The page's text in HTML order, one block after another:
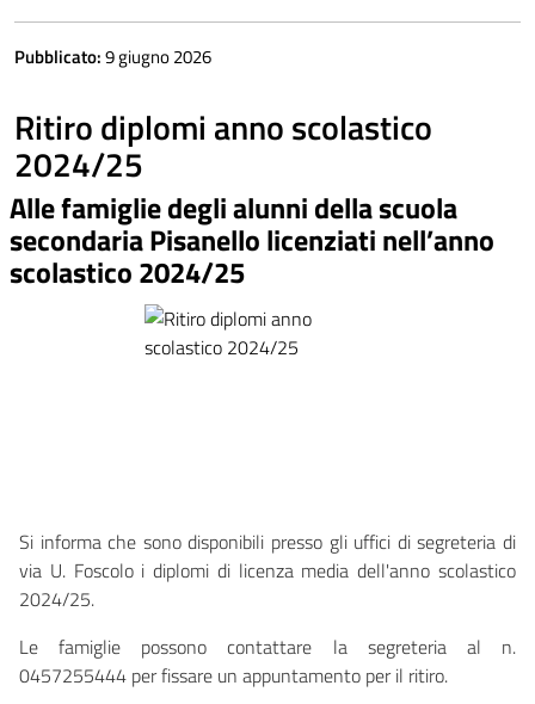
Pubblicato:9 giugno 2026
Ritiro diplomi anno scolastico
2024/25
Alle famiglie degli alunni della scuola
secondaria Pisanello licenziati nell’anno
scolastico 2024/25
Si informa che sono disponibili presso gli uffici di segreteria di
via U. Foscolo i diplomi di licenza media dell'anno scolastico
2024/25.
Le famiglie possono contattare la segreteria al n.
0457255444 per fissare un appuntamento per il ritiro.